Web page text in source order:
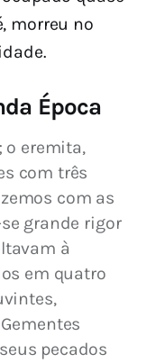
morreu no
Época
o eremita,
com três
com as
grande rigor
à
em quatro
pecados